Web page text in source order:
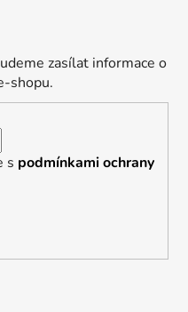
zasílat informace o
shopu.
s podmínkami ochrany